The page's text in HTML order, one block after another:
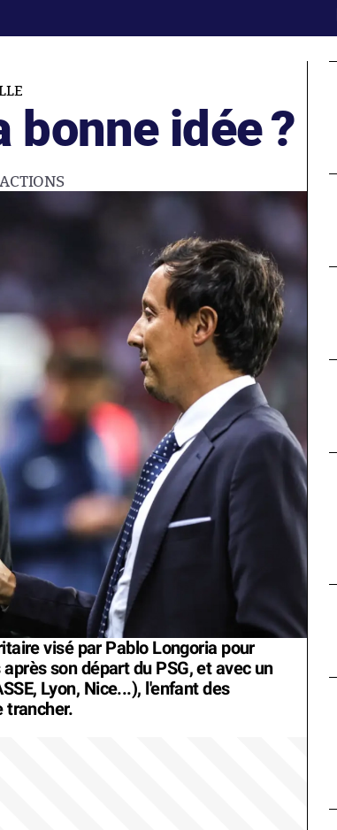
bonne idée ?
visé par Pablo Longoria pour
son départ du PSG, et avec un
Lyon, Nice...), l'enfant des
trancher.